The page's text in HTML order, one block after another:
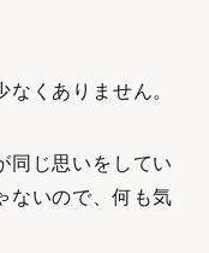
くありません。
同じ思いをしてい
ないので、何も気